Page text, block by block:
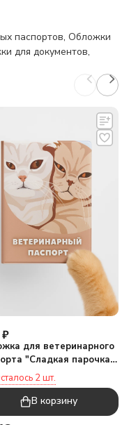
паспортов, Обложки
для документов,
₽
для ветеринарного
"Сладкая парочка",
см, (плотность 280
2 шт.
В корзину